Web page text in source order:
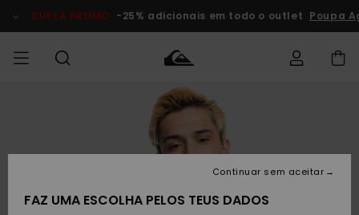
do
DUPLA PROMO -25% adicionais em todo o outlet Poupa
Roupas
MENINO
Roupas
MULHER
Shop
chegados
Surf Shop
Homem
Crianças
Artigos
Neve
Homem
Artigos
Outlet
Homem
Criança
Acede à tua
encomenda
Devoluções
FAZ UMA ESCOLHA PELOS TEUS DADOS
Continuar sem aceitar